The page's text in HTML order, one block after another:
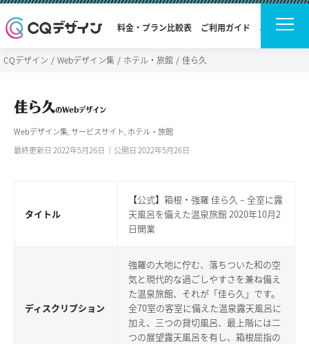
料金・プラン比較表 ご利用ガイド よくある質問
CQデザイン Webデザイン集 ホテル・旅館 佳ら久
佳ら久のWebデザイン
Webデザイン集, サービスサイト, ホテル・旅館
最終更新日 2022年5月26日 ｜公開日 2022年5月26日
タイトル
【公式】箱根・強羅 佳ら久 – 全室に露
天風呂を備えた温泉旅館 2020年10月2
日開業
ディスクリプション
強羅の大地に佇む、落ちついた和の空
気と現代的な過ごしやすさを兼ね備え
た温泉旅館、それが「佳ら久」です。
全70室の客室に備えた温泉露天風呂に
加え、三つの貸切風呂、最上階には二
つの展望露天風呂を有し、箱根屈指の